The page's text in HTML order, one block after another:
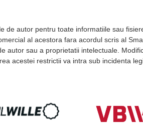
de autor pentru toate informatiile sau
al acestora fara acordul scris al
autor sau a proprietatii intelectuale.
acestei restrictii va intra sub incidenta